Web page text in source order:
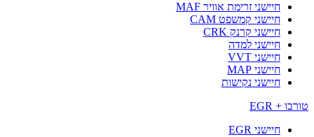
חיישני זרימת אוויר MAF
חיישני קמשפט CAM
חיישני קרנק CRK
חיישני למדה
חיישני VVT
חיישני MAP
חיישני נקישות
טורבו + EGR
חיישני EGR